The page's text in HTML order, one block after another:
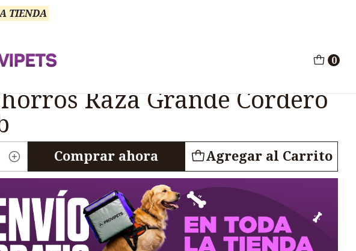
0
TIENDA
Breed Cachorros Raza Grande Cordero 20lb
Puppy Large Breed
Raza Grande Cordero
Agregar al Carrito
Comprar ahora